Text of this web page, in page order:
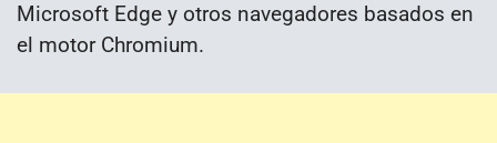
Microsoft Edge y otros navegadores basados ​​en
el motor Chromium.